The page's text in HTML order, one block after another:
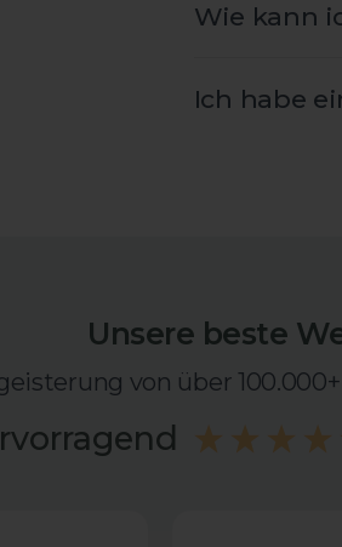
Wie kann
Ich habe
Unsere beste
von über